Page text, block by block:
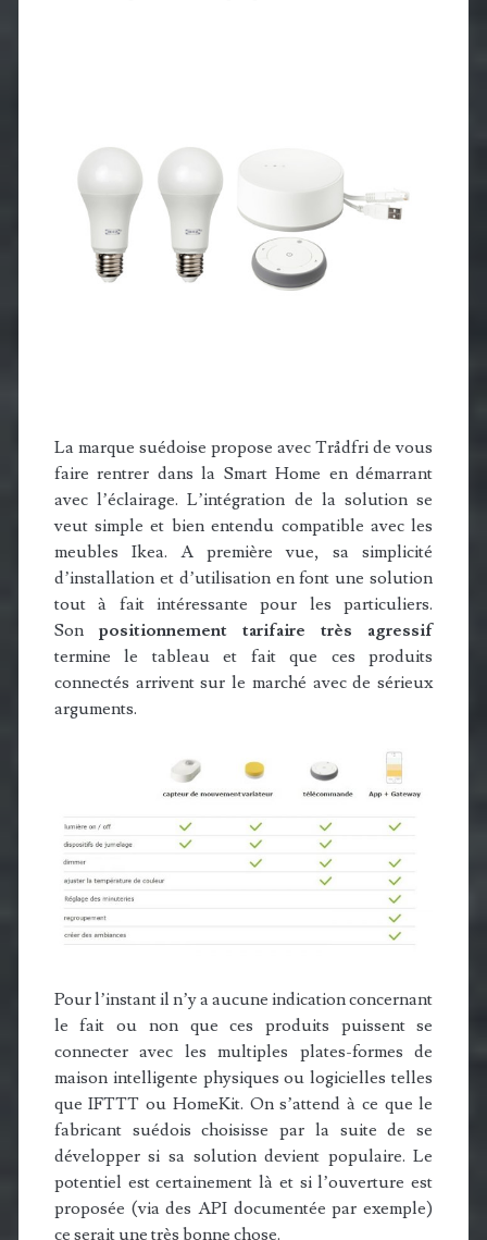
La marque suédoise propose avec Trådfri de vous
faire rentrer dans la Smart Home en démarrant
avec l’éclairage. L’intégration de la solution se
veut simple et bien entendu compatible avec les
meubles Ikea. A première vue, sa simplicité
d’installation et d’utilisation en font une solution
tout à fait intéressante pour les particuliers.
Son positionnement tarifaire très agressif
termine le tableau et fait que ces produits
connectés arrivent sur le marché avec de sérieux
arguments.
Pour l’instant il n’y a aucune indication concernant
le fait ou non que ces produits puissent se
connecter avec les multiples plates-formes de
maison intelligente physiques ou logicielles telles
que IFTTT ou HomeKit. On s’attend à ce que le
fabricant suédois choisisse par la suite de se
développer si sa solution devient populaire. Le
potentiel est certainement là et si l’ouverture est
proposée (via des API documentée par exemple)
ce serait une très bonne chose.